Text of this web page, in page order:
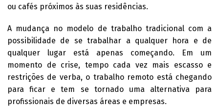
ou cafés próximos às suas residências.
A mudança no modelo de trabalho tradicional com a
possibilidade de se trabalhar a qualquer hora e de
qualquer lugar está apenas começando. Em um
momento de crise, tempo cada vez mais escasso e
restrições de verba, o trabalho remoto está chegando
para ficar e tem se tornado uma alternativa para
profissionais de diversas áreas e empresas.